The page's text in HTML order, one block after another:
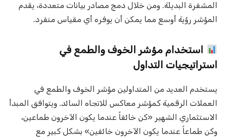
المشفرة البديلة. ومن خلال دمج مصادر بيانات متعددة، يقدم
المؤشر رؤية أوسع مما يمكن أن يوفره أي مقياس منفرد.
استخدام مؤشر الخوف والطمع في
استراتيجيات التداول
يستخدم العديد من المتداولين مؤشر الخوف والطمع في
العملات الرقمية كمؤشر معاكس للاتجاه السائد. ويتوافق المبدأ
الاستثماري الشهير «كن خائفاً عندما يكون الآخرون طماعين،
وكن طماعاً عندما يكون الآخرون خائفين» بشكل كبير مع